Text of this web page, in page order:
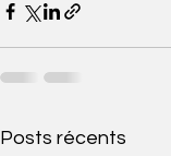
Posts récents